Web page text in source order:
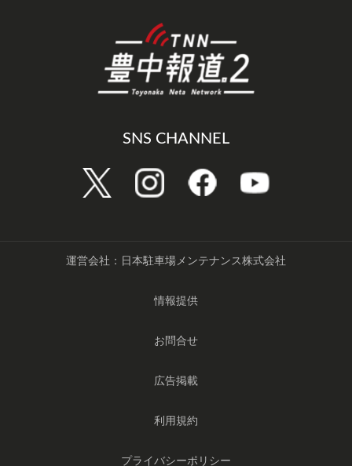
SNS CHANNEL
運営会社：日本駐車場メンテナンス株式会社
情報提供
お問合せ
広告掲載
利用規約
プライバシーポリシー